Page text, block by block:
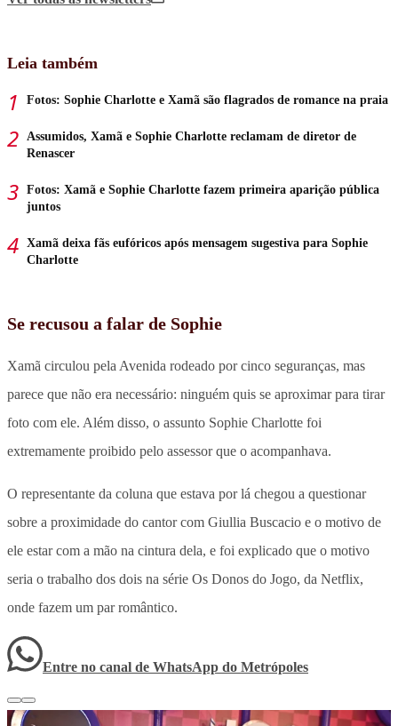
Leia também
Fotos: Sophie Charlotte e Xamã são flagrados de romance na praia
Assumidos, Xamã e Sophie Charlotte reclamam de diretor de
Renascer
Fotos: Xamã e Sophie Charlotte fazem primeira aparição pública
juntos
Xamã deixa fãs eufóricos após mensagem sugestiva para Sophie
Charlotte
Se recusou a falar de Sophie
Xamã circulou pela Avenida rodeado por cinco seguranças, mas
parece que não era necessário: ninguém quis se aproximar para tirar
foto com ele. Além disso, o assunto Sophie Charlotte foi
extremamente proibido pelo assessor que o acompanhava.
O representante da coluna que estava por lá chegou a questionar
sobre a proximidade do cantor com Giullia Buscacio e o motivo de
ele estar com a mão na cintura dela, e foi explicado que o motivo
seria o trabalho dos dois na série Os Donos do Jogo, da Netflix,
onde fazem um par romântico.
Entre no canal de WhatsApp do Metrópoles